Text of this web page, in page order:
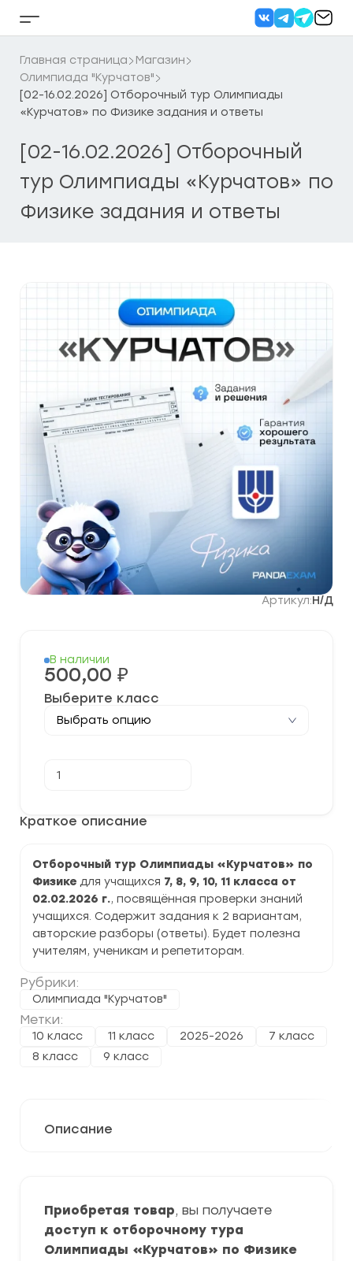
Кнопка
бокового
меню
Главная страница
Магазин
Олимпиада "Курчатов"
[02-16.02.2026] Отборочный тур Олимпиады
«Курчатов» по Физике задания и ответы
[02-16.02.2026] Отборочный
тур Олимпиады «Курчатов» по
Физике задания и ответы
Артикул:Н/Д
Краткое описание
Отборочный тур Олимпиады «Курчатов» по
Физике для учащихся 7, 8, 9, 10, 11 класса от
02.02.2026 г., посвящённая проверки знаний
учащихся. Содержит задания к 2 вариантам,
авторские разборы (ответы). Будет полезна
учителям, ученикам и репетиторам.
Рубрики:
Олимпиада "Курчатов"
Метки:
10 класс 11 класс 2025-2026
7 класс
8 класс
9 класс
В наличии
500,00 ₽
Выберите класс
товара
Отборочный
тур
по
Физике
задания
и
ответы
Описание
Приобретая товар, вы получаете
доступ к отборочному тура
Олимпиады «Курчатов» по Физике